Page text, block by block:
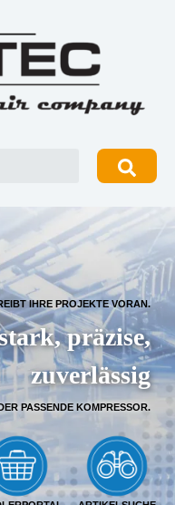
PASSENDE KOMPRESSOR.
präzise,
zuverlässig
IHRE PROJEKTE VORAN.